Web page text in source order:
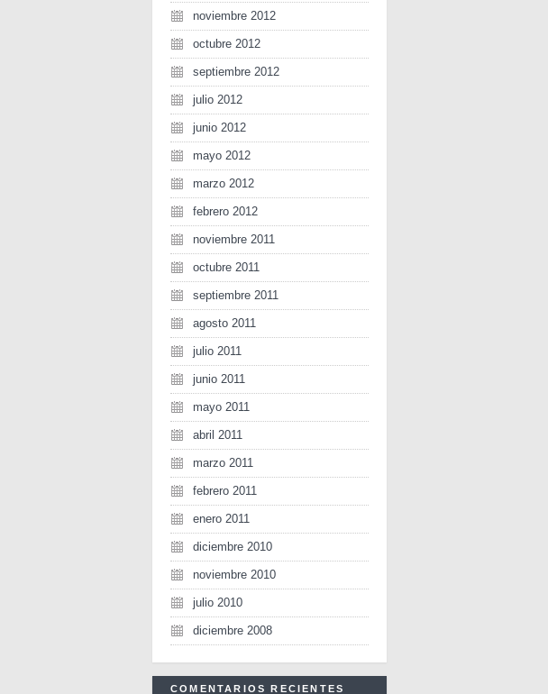
noviembre 2012
octubre 2012
septiembre 2012
julio 2012
junio 2012
mayo 2012
marzo 2012
febrero 2012
noviembre 2011
octubre 2011
septiembre 2011
agosto 2011
julio 2011
junio 2011
mayo 2011
abril 2011
marzo 2011
febrero 2011
enero 2011
diciembre 2010
noviembre 2010
julio 2010
diciembre 2008
COMENTARIOS RECIENTES